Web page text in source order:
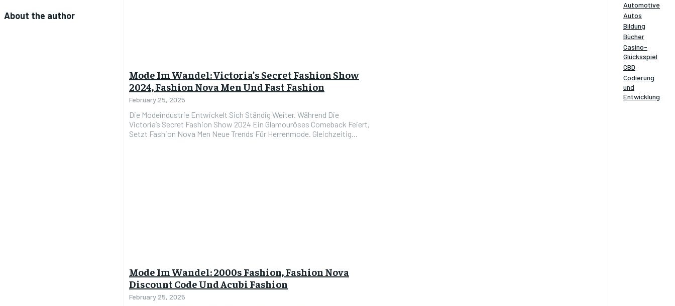
About the author
Mode Im Wandel: Victoria’s Secret Fashion Show
2024, Fashion Nova Men Und Fast Fashion
February 25, 2025
Die Modeindustrie Entwickelt Sich Ständig Weiter. Während Die
Victoria’s Secret Fashion Show 2024 Ein Glamouröses Comeback Feiert,
Setzt Fashion Nova Men Neue Trends Für Herrenmode. Gleichzeitig...
Mode Im Wandel: 2000s Fashion, Fashion Nova
Discount Code Und Acubi Fashion
February 25, 2025
Automotive
Autos
Bildung
Bücher
Casino-
Glücksspiel
CBD
Codierung
und
Entwicklung